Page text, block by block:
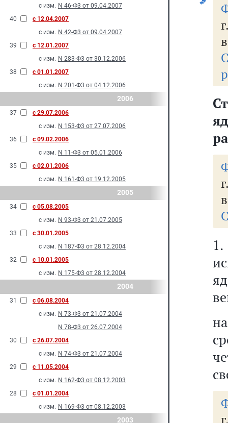
с изм. N 46-Ф3 от 09.04.2007
40
с 12.04.2007
с изм. N 42-Ф3 от 09.04.2007
39
с 12.01.2007
с изм. N 283-Ф3 от 30.12.2006
38
с 01.01.2007
с изм. N 201-Ф3 от 04.12.2006
2006
37
с 29.07.2006
с изм. N 153-Ф3 от 27.07.2006
36
с 09.02.2006
с изм. N 11-Ф3 от 05.01.2006
35
с 02.01.2006
с изм. N 161-Ф3 от 19.12.2005
2005
34
с 05.08.2005
с изм. N 93-Ф3 от 21.07.2005
33
с 30.01.2005
с изм. N 187-Ф3 от 28.12.2004
32
с 10.01.2005
с изм. N 175-Ф3 от 28.12.2004
2004
31
с 06.08.2004
с изм. N 73-Ф3 от 21.07.2004
N 78-Ф3 от 26.07.2004
30
с 26.07.2004
с изм. N 74-Ф3 от 21.07.2004
29
с 11.05.2004
с изм. N 162-Ф3 от 08.12.2003
28
с 01.01.2004
с изм. N 169-Ф3 от 08.12.2003
2003